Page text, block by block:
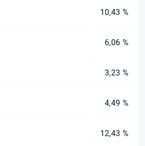
10,43 %
6,06 %
3,23 %
4,49 %
12,43 %